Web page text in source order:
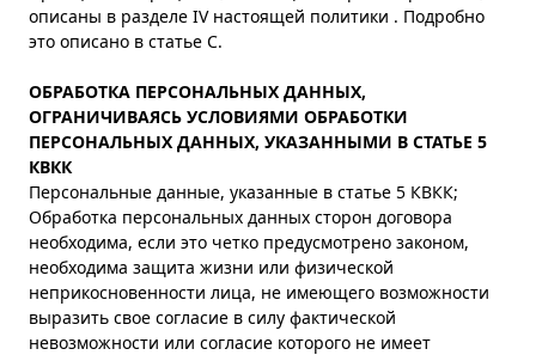
описаны в разделе IV настоящей политики . Подробно
это описано в статье C.
ОБРАБОТКА ПЕРСОНАЛЬНЫХ ДАННЫХ,
ОГРАНИЧИВАЯСЬ УСЛОВИЯМИ ОБРАБОТКИ
ПЕРСОНАЛЬНЫХ ДАННЫХ, УКАЗАННЫМИ В СТАТЬЕ 5
КВКК
Персональные данные, указанные в статье 5 КВКК;
Обработка персональных данных сторон договора
необходима, если это четко предусмотрено законом,
необходима защита жизни или физической
неприкосновенности лица, не имеющего возможности
выразить свое согласие в силу фактической
невозможности или согласие которого не имеет